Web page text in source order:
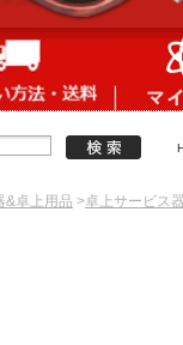
&卓上用品 >卓上サービス